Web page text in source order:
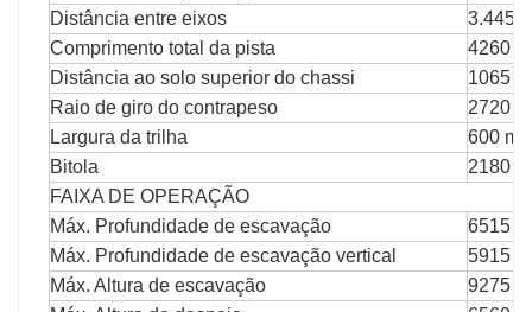
Distância entre eixos
3.445
Comprimento total da pista
4260
Distância ao solo superior do chassi
1065
Raio de giro do contrapeso
2720
Largura da trilha
600
Bitola
2180
FAIXA DE OPERAÇÃO
Máx. Profundidade de escavação
6515
Máx. Profundidade de escavação vertical
5915
Máx. Altura de escavação
9275